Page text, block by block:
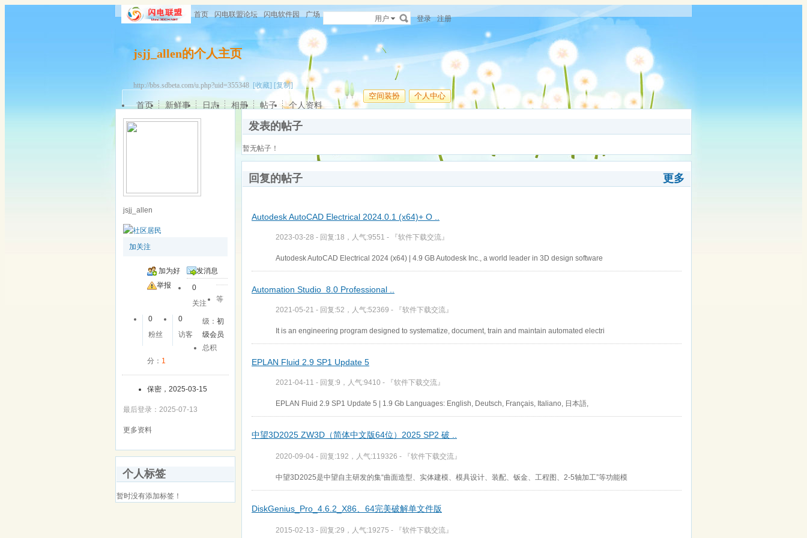
首页 闪电联盟论坛 闪电软件园 广场 用户 登录 注册
jsjj_allen的个人主页
http://bbs.sdbeta.com/u.php?uid=355348 [收藏] [复制]
空间装扮 个人中心
首页 新鲜事 日志 相册 帖子 个人资料
jsjj_allen
加关注
加为好
友
发消息
举报
0
关注
0
粉丝
0
访客
等
级：初
级会员
总积
分： 1
保密，2025-03-15
最后登录：2025-07-13
更多资料
个人标签
暂时没有添加标签！
发表的帖子
暂无帖子！
更多
回复的帖子
Autodesk AutoCAD Electrical 2024.0.1 (x64)+ O ..
2023-03-28 - 回复:18，人气:9551 - 『软件下载交流』
Autodesk AutoCAD Electrical 2024 (x64) | 4.9 GB Autodesk Inc., a world leader in 3D design software
Automation Studio 8.0 Professional ..
2021-05-21 - 回复:52，人气:52369 - 『软件下载交流』
It is an engineering program designed to systematize, document, train and maintain automated electri
EPLAN Fluid 2.9 SP1 Update 5
2021-04-11 - 回复:9，人气:9410 - 『软件下载交流』
EPLAN Fluid 2.9 SP1 Update 5 | 1.9 Gb Languages: English, Deutsch, Français, Italiano, 日本語,
中望3D2025 ZW3D（简体中文版64位）2025 SP2 破 ..
2020-09-04 - 回复:192，人气:119326 - 『软件下载交流』
中望3D2025是中望自主研发的集“曲面造型、实体建模、模具设计、装配、钣金、工程图、2-5轴加工”等功能模
DiskGenius_Pro_4.6.2_X86、64完美破解单文件版
2015-02-13 - 回复:29，人气:19275 - 『软件下载交流』